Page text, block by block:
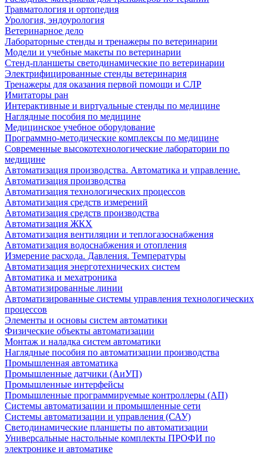
Травматология и ортопедия
Урология, эндоурология
Ветеринарное дело
Лабораторные стенды и тренажеры по ветеринарии
Модели и учебные макеты по ветеринарии
Стенд-планшеты светодинамические по ветеринарии
Электрифицированные стенды ветеринария
Тренажеры для оказания первой помощи и СЛР
Имитаторы ран
Интерактивные и виртуальные стенды по медицине
Наглядные пособия по медицине
Медицинское учебное оборудование
Программно-методические комплексы по медицине
Современные высокотехнологические лаборатории по
медицине
Автоматизация производства. Автоматика и управление.
Автоматизация производства
Автоматизация технологических процессов
Автоматизация средств измерений
Автоматизация средств производства
Автоматизация ЖКХ
Автоматизация вентиляции и теплогазоснабжения
Автоматизация водоснабжения и отопления
Измерение расхода. Давления. Температуры
Автоматизация энерготехнических систем
Автоматика и мехатроника
Автоматизированные линии
Автоматизированные системы управления технологических
процессов
Элементы и основы систем автоматики
Физические объекты автоматизации
Монтаж и наладка систем автоматики
Наглядные пособия по автоматизации производства
Промышленная автоматика
Промышленные датчики (АиУП)
Промышленные интерфейсы
Промышленные программируемые контроллеры (АП)
Системы автоматизации и промышленные сети
Системы автоматизации и управления (САУ)
Светодинамические планшеты по автоматизации
Универсальные настольные комплекты ПРОФИ по
электронике и автоматике